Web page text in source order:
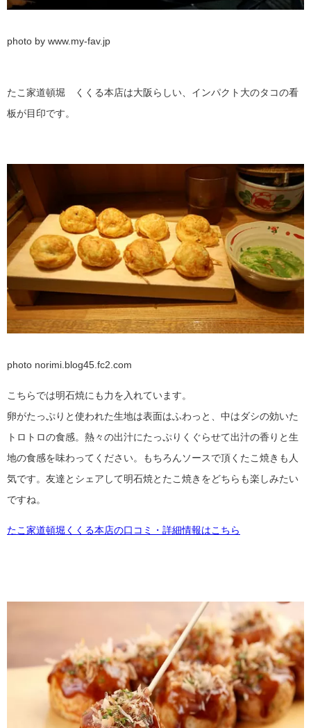
photo by www.my-fav.jp
たこ家道頓堀 くくる本店は大阪らしい、インパクト大のタコの看
板が目印です。
photo norimi.blog45.fc2.com
こちらでは明石焼にも力を入れています。
卵がたっぷりと使われた生地は表面はふわっと、中はダシの効いた
トロトロの食感。熱々の出汁にたっぷりくぐらせて出汁の香りと生
地の食感を味わってください。もちろんソースで頂くたこ焼きも人
気です。友達とシェアして明石焼とたこ焼きをどちらも楽しみたい
ですね。
たこ家道頓堀くくる本店の口コミ・詳細情報はこちら